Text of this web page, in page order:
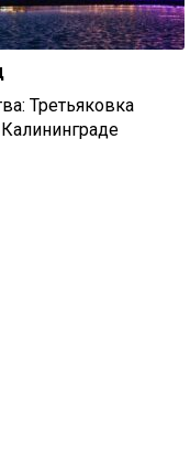
Третьяковка